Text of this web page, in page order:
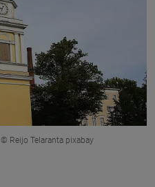
© Reijo Telaranta pixabay